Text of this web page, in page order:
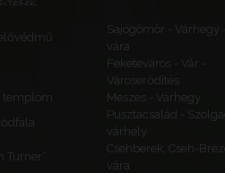
Sajógömör - Várhegy
vára
Feketeváros - Vár -
Városerődítés
templom
Meszes - Várhegy
Pusztacsalád -
várhely
Turner”
Csehberek, Cseh-
vára